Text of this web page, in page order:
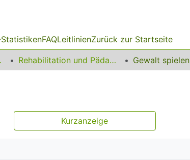
StatistikenFAQLeitlinienZurück zur Startseite
Rehabilitation und Pädagogik bei psychischen Störungen und Verhaltensstörungen Gewalt spielen
Kurzanzeige